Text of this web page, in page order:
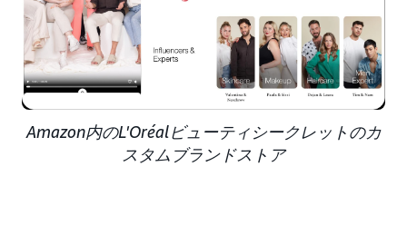
Amazon内のL'Oréalビューティシークレットのカ
スタムブランドストア